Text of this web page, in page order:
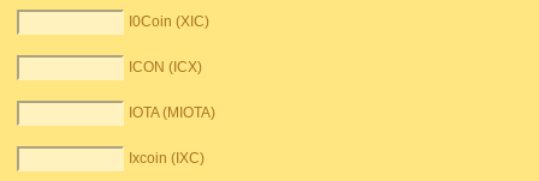
I0Coin (XIC)
ICON (ICX)
IOTA (MIOTA)
Ixcoin (IXC)